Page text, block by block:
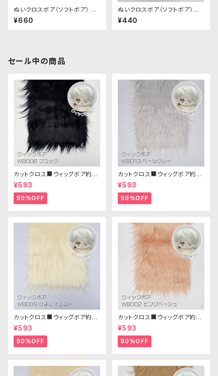
ぬいクロスボア（ソフトボア） ア
ソートセット（ビビッドカラー）｜
清原株式会社
¥660
ぬいクロスボア（ソフトボア）カッ
トクロス（アプリコット）｜清原株
式会社
¥440
セール中の商品
カットクロス■ウィッグボア約8c
m(ブラック)WB006ボア生地 2
5cm × 45cm
¥593
50%OFF
カットクロス■ウィッグボア約8c
m(ペールグレー)WB013 ボア
生地 25cm × 45cm
¥593
50%OFF
カットクロス■ウィッグボア約8c
m(ひよこイエロー)WB009ボア
生地 25cm × 45cm
¥593
50%OFF
カットクロス■ウィッグボア約8c
m(ピンクベージュ)WB002ボア
生地 25cm × 45cm
¥593
50%OFF